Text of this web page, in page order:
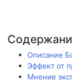
Описание
Эффект от
Мнение